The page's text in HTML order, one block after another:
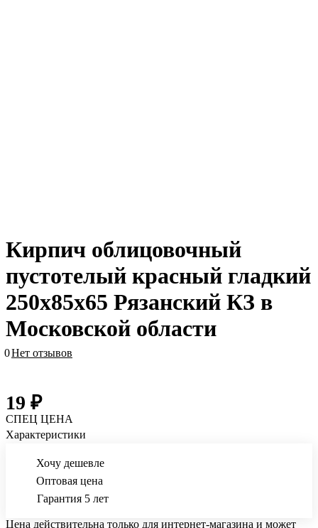
Кирпич облицовочный
пустотелый красный гладкий
250х85х65 Рязанский КЗ в
Московской области
0Нет отзывов
19 ₽
СПЕЦ ЦЕНА
Характеристики
Хочу дешевле
Оптовая цена
Гарантия 5 лет
Цена действительна только для интернет-магазина и может